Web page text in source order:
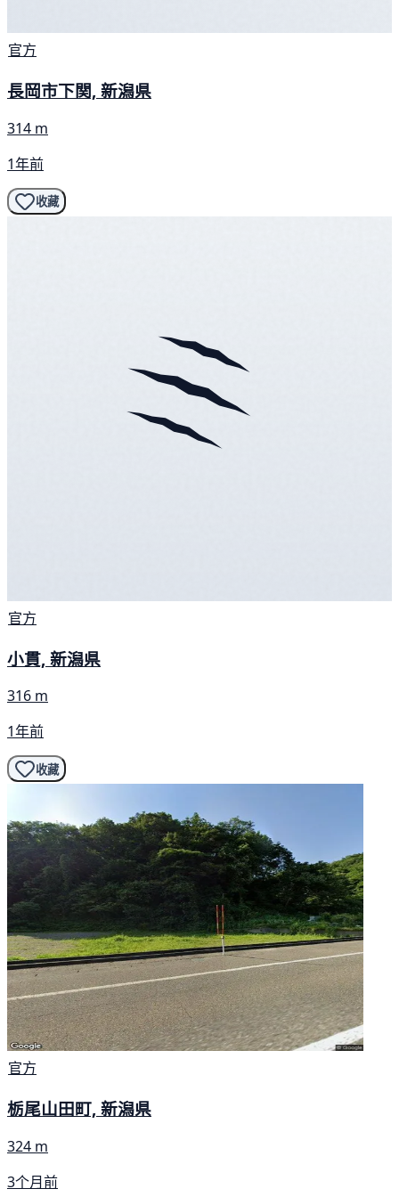
官方
長岡市下関, 新潟県
314 m
1年前
收藏
官方
小貫, 新潟県
316 m
1年前
收藏
官方
栃尾山田町, 新潟県
324 m
3个月前